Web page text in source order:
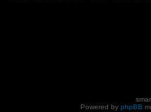
Powered by phpBB